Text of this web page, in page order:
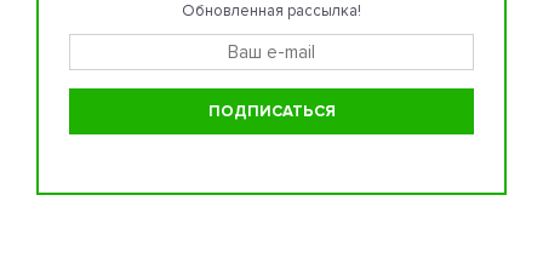
Обновленная рассылка!